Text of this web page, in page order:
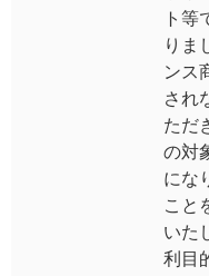
ト等
りま
ンス
され
ただ
の対
にな
こと
いた
利目